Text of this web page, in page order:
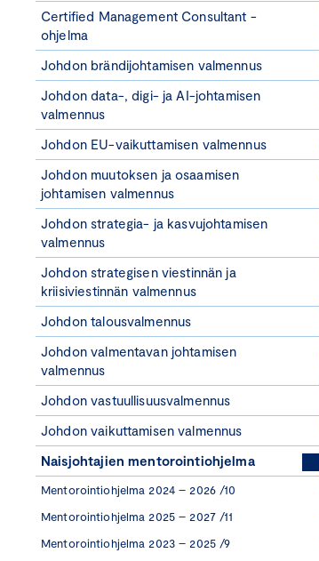
Certified Management Consultant -
ohjelma
Johdon brändijohtamisen valmennus
Johdon data-, digi- ja AI-johtamisen
valmennus
Johdon EU-vaikuttamisen valmennus
Johdon muutoksen ja osaamisen
johtamisen valmennus
Johdon strategia- ja kasvujohtamisen
valmennus
Johdon strategisen viestinnän ja
kriisiviestinnän valmennus
Johdon talousvalmennus
Johdon valmentavan johtamisen
valmennus
Johdon vastuullisuusvalmennus
Johdon vaikuttamisen valmennus
Naisjohtajien mentorointiohjelma
Mentorointiohjelma 2024 – 2026 /10
Mentorointiohjelma 2025 – 2027 /11
Mentorointiohjelma 2023 – 2025 /9